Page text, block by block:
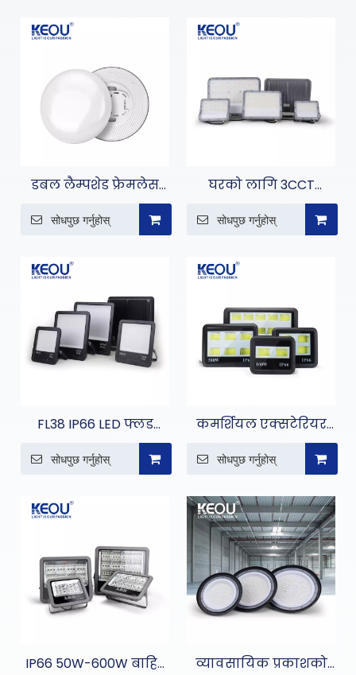
डबल लैम्पशेड फ्रेमलेस
सोधपुछ गर्नुहोस्
घरको लागि 3CCT
अल्ट्रा-थिन फ्लड लाइट
सोधपुछ गर्नुहोस्
FL38 IP66 LED फ्लड
सोधपुछ गर्नुहोस्
कमर्शियल एक्सटेरियर
एलईडी फ्लड लाइट
सोधपुछ गर्नुहोस्
IP66 50W-600W बाहिर
व्यावसायिक प्रकाशको